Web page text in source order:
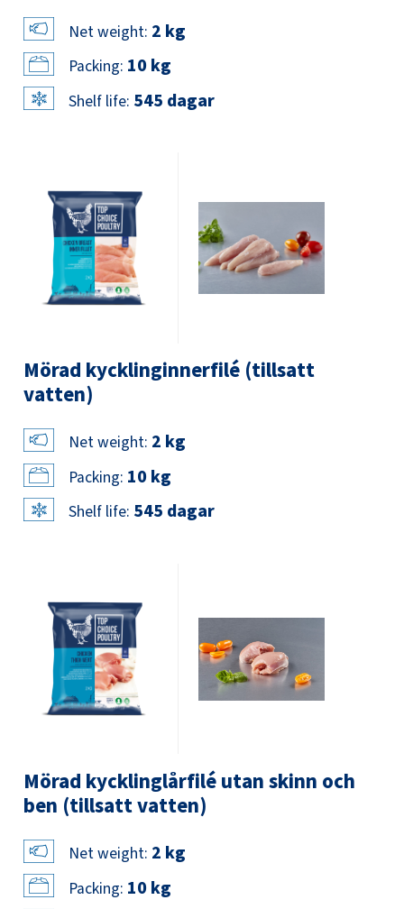
Net weight: 2 kg
Packing: 10 kg
Shelf life: 545 dagar
Mörad kycklinginnerfilé (tillsatt
vatten)
Net weight: 2 kg
Packing: 10 kg
Shelf life: 545 dagar
Mörad kycklinglårfilé utan skinn och
ben (tillsatt vatten)
Net weight: 2 kg
Packing: 10 kg